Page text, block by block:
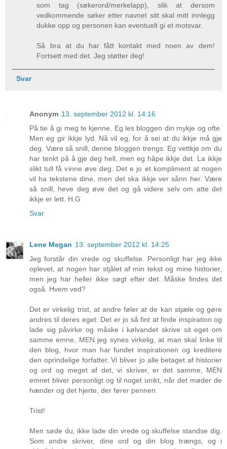
som tag (søkerord/merkelapp), slik at dersom
vedkommende søker etter navnet sitt skal mitt innlegg
dukke opp og personen kan eventuelt gi et motsvar.
Så bra at du har fått kontakt med noen av dem!
Fortsett med det. Jeg støtter deg!
Svar
Anonym 13. september 2012 kl. 14:16
På tie å gi meg te kjenne. Eg les bloggen din mykje og ofte.
Men eg gir ikkje lyd. Nå vil eg, for å sei at du ikkje må gje
deg. Være så snill, denne bloggen trengs. Eg vettkje om du
har tenkt på å gje deg hell, men eg håpe ikkje det. La ikkje
slikt tull få vinne øve deg. Det e jo et kompliment at nogen
vil ha tekstene dine, men det ska ikkje ver sånn her. Være
så snill, heve deg øve det og gå videre selv om atte det
ikkje er lett. H.G
Svar
Lene Megan 13. september 2012 kl. 14:25
Jeg forstår din vrede og skuffelse. Personligt har jeg ikke
oplevet, at nogen har stjålet af min tekst og mine historier,
men jeg har heller ikke søgt efter det. Måske findes det
også. Hvem ved?
Det er virkelig trist, at andre føler at de kan stjæle og gøre
andres til deres eget. Det er jo så fint at finde inspiration og
lade sig påvirke og måske i kølvandet skrive sit eget om
samme emne, MEN jeg synes virkelig, at man skal linke til
den blog, hvor man har fundet inspirationen og kreditere
den oprindelige forfatter. Vi bliver jo alle betaget af historier
og ord og meget af det, vi skriver, er det samme, MEN
emnet bliver personligt og til noget unikt, når det møder de
hænder og det hjerte, der fører pennen.
Trist!
Men søde du, ikke lade din vrede og skuffelse standse dig.
Som andre skriver, dine ord og din blog trængs, og i